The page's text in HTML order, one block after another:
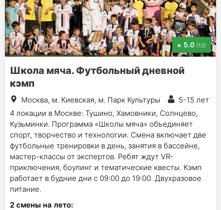
5.0 (13)
Школа мяча. Футбольный дневной
кэмп
Москва, м. Киевская, м. Парк Культуры
5-15 лет
4 локации в Москве: Тушино, Хамовники, Солнцево,
Кузьминки. Программа «Школы мяча» объединяет
спорт, творчество и технологии. Смена включает две
футбольные тренировки в день, занятия в бассейне,
мастер-классы от экспертов. Ребят ждут VR-
приключения, боулинг и тематические квесты. Кэмп
работает в будние дни с 09:00 до 19:00. Двухразовое
питание.
2 смены на лето: